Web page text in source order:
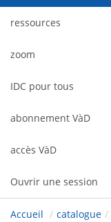
ressources
zoom
IDC pour tous
abonnement VàD
accès VàD
Ouvrir une session
Accueil / catalogue /